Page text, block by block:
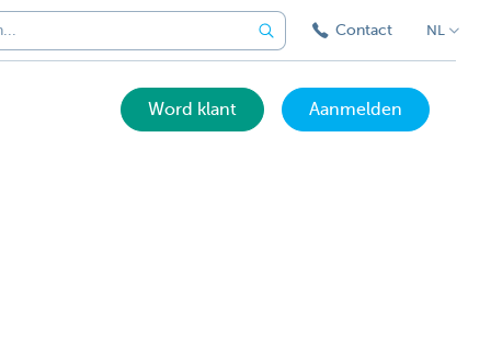
Contact NL
Word klant Aanmelden